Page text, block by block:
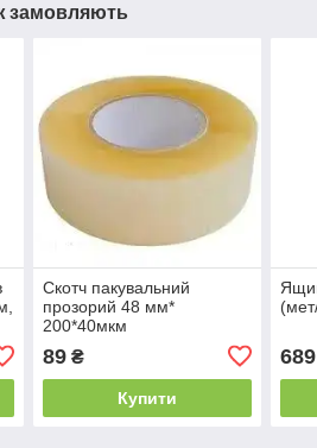
замовляють
Скотч пакувальний
прозорий 48 мм*
200*40мкм
89₴
Купити
689